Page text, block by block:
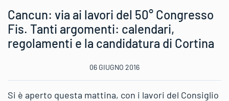
Cancun: via ai lavori del 50° Congresso
Fis. Tanti argomenti: calendari,
regolamenti e la candidatura di Cortina
06 GIUGNO 2016
Si è aperto questa mattina, con i lavori del Consiglio